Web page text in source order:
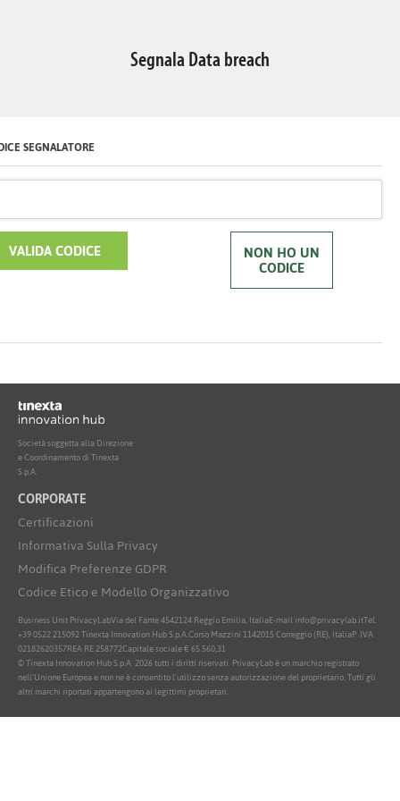
Segnala Data breach
SEGNALATORE
VALIDA CODICE NON HO UN
CODICE
Società soggetta alla Direzione
e Coordinamento di Tinexta
S.p.A.
CORPORATE
Certificazioni
Informativa Sulla Privacy
Modifica Preferenze GDPR
Codice Etico e Modello Organizzativo
Business Unit PrivacyLabVia del Fante 4542124 Reggio Emilia, ItaliaE-mail info@privacylab.itTel.
+39 0522 215092Tinexta Innovation Hub S.p.A.Corso Mazzini 1142015 Correggio (RE), ItaliaP. IVA
02182620357REA RE 258772Capitale sociale € 65.560,31
© Tinexta Innovation Hub S.p.A. 2026 tutti i diritti riservati. PrivacyLab è un marchio registrato
nell'Unione Europea e non ne è consentito l'utilizzo senza autorizzazione del proprietario. Tutti gli
altri marchi riportati appartengono ai legittimi proprietari.